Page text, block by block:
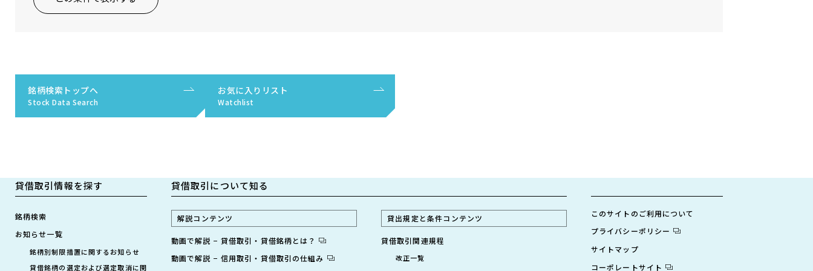
銘柄検索トップへ
Stock Data Search
お気に入りリスト
Watchlist
貸借取引情報を探す
銘柄検索
お知らせ一覧
銘柄別制限措置に関するお知らせ
貸借銘柄の選定および選定取消に関
貸借取引について知る
解説コンテンツ
動画で解説 − 貸借取引・貸借銘柄とは？
動画で解説 − 信用取引・貸借取引の仕組み
貸出規定と条件コンテンツ
貸借取引関連規程
改正一覧
このサイトのご利用について
プライバシーポリシー
サイトマップ
コーポレートサイト